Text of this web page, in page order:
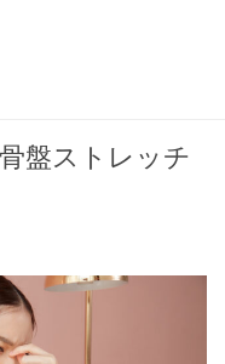
盤ストレッチ